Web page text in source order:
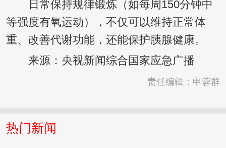
日常保持规律锻炼（如每周150分钟中
等强度有氧运动），不仅可以维持正常体
重、改善代谢功能，还能保护胰腺健康。
来源：央视新闻综合国家应急广播
责任编辑：申蓉群
热门新闻